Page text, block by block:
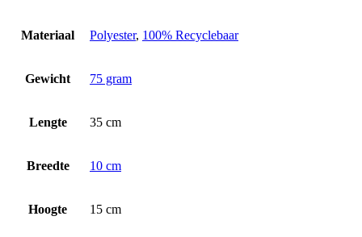
Materiaal Polyester, 100% Recyclebaar
Gewicht 75 gram
Lengte 35 cm
Breedte 10 cm
Hoogte 15 cm